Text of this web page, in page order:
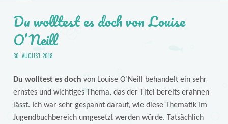
Du wolltest es doch von Louise
O’Neill
30. AUGUST 2018
Du wolltest es doch von Louise O’Neill behandelt ein sehr
ernstes und wichtiges Thema, das der Titel bereits erahnen
lässt. Ich war sehr gespannt darauf, wie diese Thematik im
Jugendbuchbereich umgesetzt werden würde. Tatsächlich